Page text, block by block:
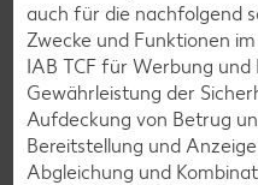
auch für die nachfolgend
Zwecke und Funktionen
IAB TCF für Werbung und
Gewährleistung der
Aufdeckung von Betrug
Bereitstellung und
Abgleichung und